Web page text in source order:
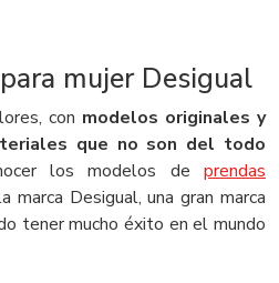
mujer Desigual
con modelos originales y
que no son del todo
los modelos de prendas
marca Desigual, una gran marca
tener mucho éxito en el mundo